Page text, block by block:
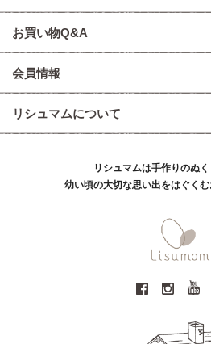
お買い物Q&A
会員情報
リシュマムについて
リシュマムは手作りのぬ
幼い頃の大切な思い出をはぐくむ